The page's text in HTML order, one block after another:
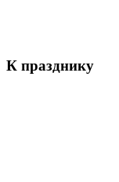
К празднику